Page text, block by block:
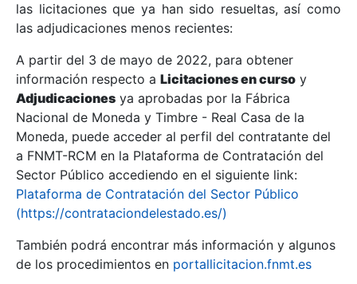
Mostrar/Ocultar
Mostrar/Ocultar
las licitaciones que ya han sido resueltas, así como
las adjudicaciones menos recientes:
A partir del 3 de mayo de 2022, para obtener
información respecto a Licitaciones en curso y
Adjudicaciones ya aprobadas por la Fábrica
Nacional de Moneda y Timbre - Real Casa de la
Moneda, puede acceder al perfil del contratante del
a FNMT-RCM en la Plataforma de Contratación del
Sector Público accediendo en el siguiente link:
Plataforma de Contratación del Sector Público
(https://contrataciondelestado.es/)
También podrá encontrar más información y algunos
de los procedimientos en portallicitacion.fnmt.es